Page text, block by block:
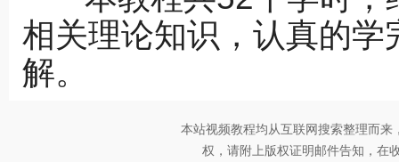
相关理论知识，认真的
解。
本站视频教程均从互联网搜索整理而
权，请附上版权证明邮件告知，在